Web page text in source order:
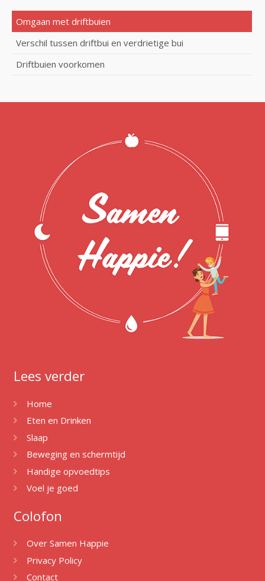
Omgaan met driftbuien
Verschil tussen driftbui en verdrietige bui
Driftbuien voorkomen
Lees verder
Home
Eten en Drinken
Slaap
Beweging en schermtijd
Handige opvoedtips
Voel je goed
Colofon
Over Samen Happie
Privacy Policy
Contact